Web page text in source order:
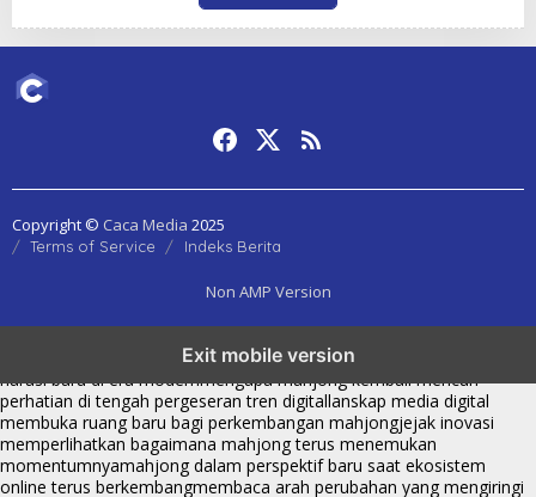
Copyright © Caca Media 2025
Terms of Service Indeks Berita
Non AMP Version
Exit mobile version
dari komunitas hingga platform mahjong membangun
narasi baru di era modernmengapa mahjong kembali mencuri
perhatian di tengah pergeseran tren digitallanskap media digital
membuka ruang baru bagi perkembangan mahjongjejak inovasi
memperlihatkan bagaimana mahjong terus menemukan
momentumnyamahjong dalam perspektif baru saat ekosistem
online terus berkembangmembaca arah perubahan yang mengiringi